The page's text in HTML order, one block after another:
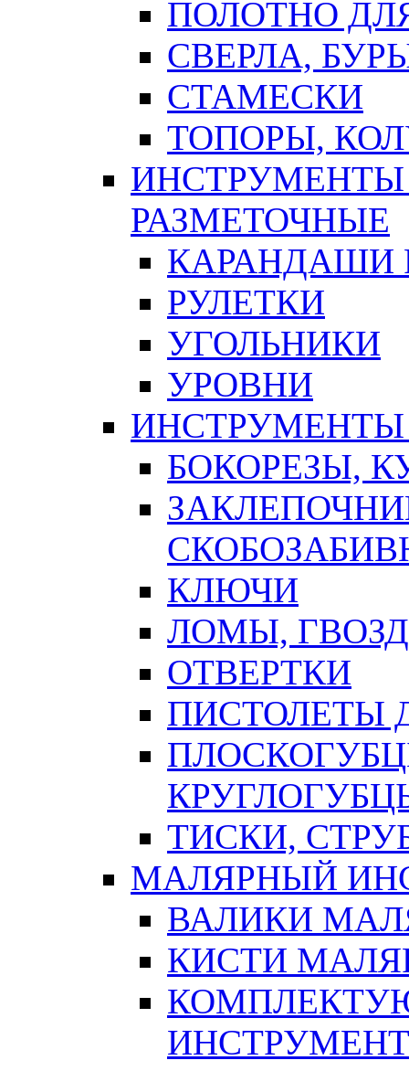
ПОЛОТНО
СВЕРЛА,
СТАМЕСКИ
ТОПОРЫ,
ИНСТРУМЕНТЫ
РАЗМЕТОЧНЫЕ
КАРАНДАШИ
РУЛЕТКИ
УГОЛЬНИКИ
УРОВНИ
БОКОРЕЗЫ,
КЛЮЧИ
ЛОМЫ,
ОТВЕРТКИ
ПИСТОЛЕТЫ
ТИСКИ,
МАЛЯРНЫЙ
ВАЛИКИ
КИСТИ